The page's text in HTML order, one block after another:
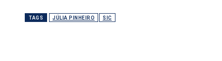
TAGS JÚLIA PINHEIRO SIC